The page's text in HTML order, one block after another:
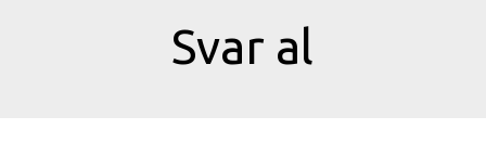
Svar al